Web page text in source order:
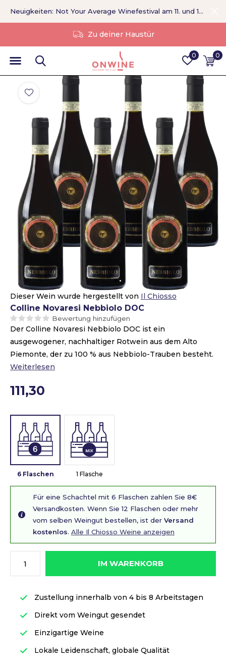
0 0
Ohne Vermittler
Neuigkeiten: Not Your Average Winefestival am 11. und 12. September >
Dieser Wein wurde hergestellt von Il Chiosso
Colline Novaresi Nebbiolo DOC
Bewertung hinzufügen
Der Colline Novaresi Nebbiolo DOC ist ein
ausgewogener, nachhaltiger Rotwein aus dem Alto
Piemonte, der zu 100 % aus Nebbiolo-Trauben besteht.
Weiterlesen
111,30
6 Flaschen 1 Flasche
Für eine Schachtel mit 6 Flaschen zahlen Sie 8€
Versandkosten. Wenn Sie 12 Flaschen oder mehr
vom selben Weingut bestellen, ist der Versand
kostenlos. Alle Il Chiosso Weine anzeigen
IM WARENKORB
Zustellung innerhalb von 4 bis 8 Arbeitstagen
Direkt vom Weingut gesendet
Einzigartige Weine
Lokale Leidenschaft, globale Qualität